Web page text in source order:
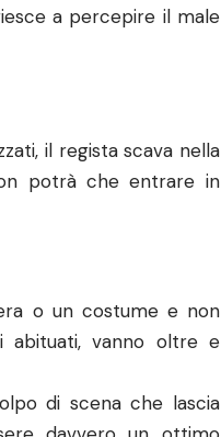
a percepire il male
il regista scava nella
potrà che entrare in
o un costume e non
abituati, vanno oltre e
di scena che lascia